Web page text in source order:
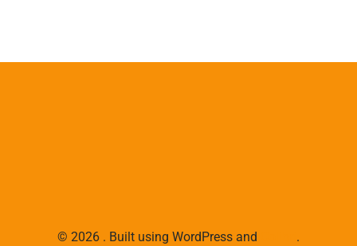
© 2026 . Built using WordPress and .